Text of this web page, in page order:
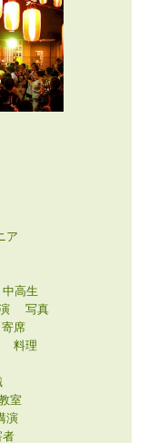
ア
中高生
写真
寄席
料理
室
演